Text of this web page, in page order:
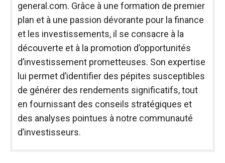
general.com. Grâce à une formation de premier
plan et à une passion dévorante pour la finance
et les investissements, il se consacre à la
découverte et à la promotion d’opportunités
d’investissement prometteuses. Son expertise
lui permet d’identifier des pépites susceptibles
de générer des rendements significatifs, tout
en fournissant des conseils stratégiques et
des analyses pointues à notre communauté
d’investisseurs.